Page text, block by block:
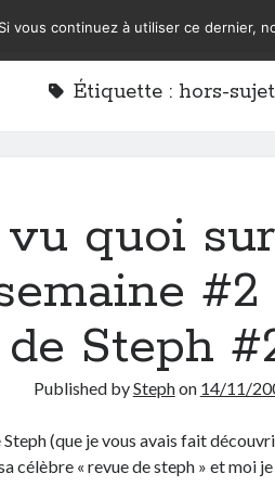
Étiquette :hors-sujet
vu quoi
#2
de Steph
Published byStephon 14/11/
Steph (que je vous avais fait
célèbre « revue de steph » et moi
continuez à utiliser ce dernier,